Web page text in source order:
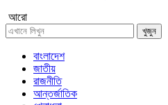
আরো
খুজুন
বাংলাদেশ
জাতীয়
রাজনীতি
আন্তর্জাতিক